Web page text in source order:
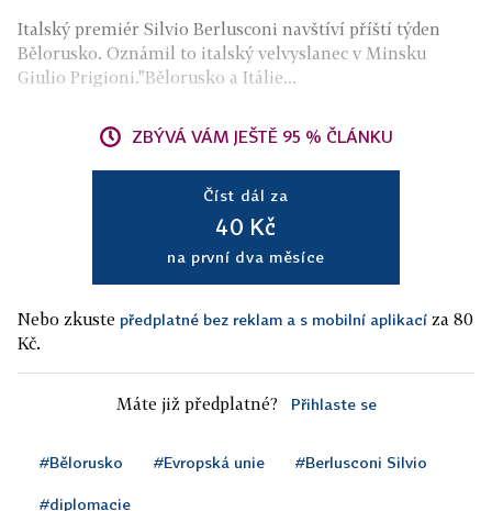
Italský premiér Silvio Berlusconi navštíví příští týden
Bělorusko. Oznámil to italský velvyslanec v Minsku
Giulio Prigioni."Bělorusko a Itálie...
ZBÝVÁ VÁM JEŠTĚ 95 % ČLÁNKU
Číst dál za
40 Kč
na první dva měsíce
Nebo zkuste předplatné bez reklam a s mobilní aplikací za 80
Kč.
Máte již předplatné? Přihlaste se
#Bělorusko #Evropská unie #Berlusconi Silvio
#diplomacie